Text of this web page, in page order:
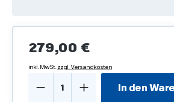
Regulärer Preis:
279,00 €
inkl. MwSt. zzgl. Versandkosten
Produkt Anzahl: Gib
In den